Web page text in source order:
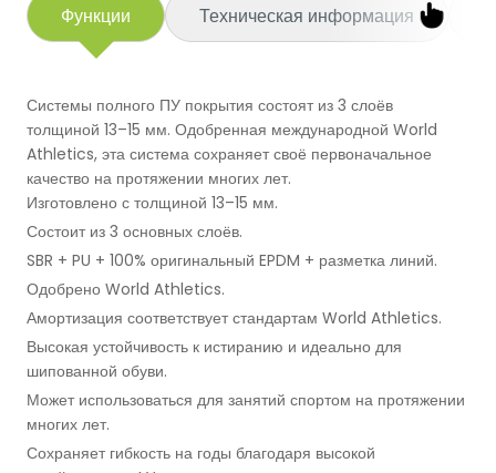
Баскетбольные Корты
Волейбольные Корты
Гандбольные Корты
Многофункциональные Поля
Хоккейные Поля
Бейсбольные Поля
Регби Поля
Бадминтонные Корты
Натуральная Трава
Функции Техническая информация
Системы полного ПУ покрытия состоят из 3 слоёв
толщиной 13–15 мм. Одобренная международной World
Athletics, эта система сохраняет своё первоначальное
качество на протяжении многих лет.
Изготовлено с толщиной 13–15 мм.
Состоит из 3 основных слоёв.
SBR + PU + 100% оригинальный EPDM + разметка линий.
Одобрено World Athletics.
Амортизация соответствует стандартам World Athletics.
Высокая устойчивость к истиранию и идеально для
шипованной обуви.
Может использоваться для занятий спортом на протяжении
многих лет.
Сохраняет гибкость на годы благодаря высокой